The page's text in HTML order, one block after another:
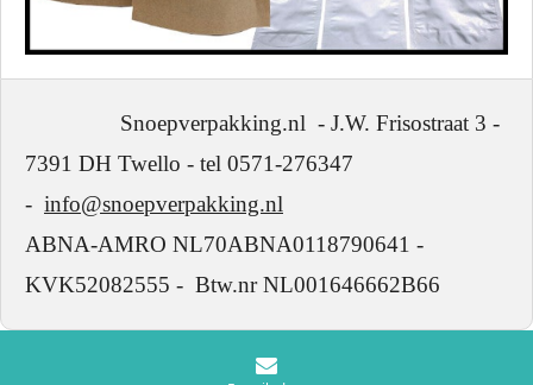
Snoepverpakking.nl - J.W. Frisostraat 3 -
7391 DH Twello - tel 0571-276347
- info@snoepverpakking.nl
ABNA-AMRO NL70ABNA0118790641 -
KVK52082555 - Btw.nr NL001646662B66